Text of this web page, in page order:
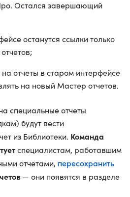
Остался завершающий
останутся ссылки только
отчеты в старом интерфейсе
на новый Мастер отчетов.
специальные отчеты
будут вести
из Библиотеки. Команда
специалистам, работавшим
отчетами, пересохранить
— они появятся в разделе